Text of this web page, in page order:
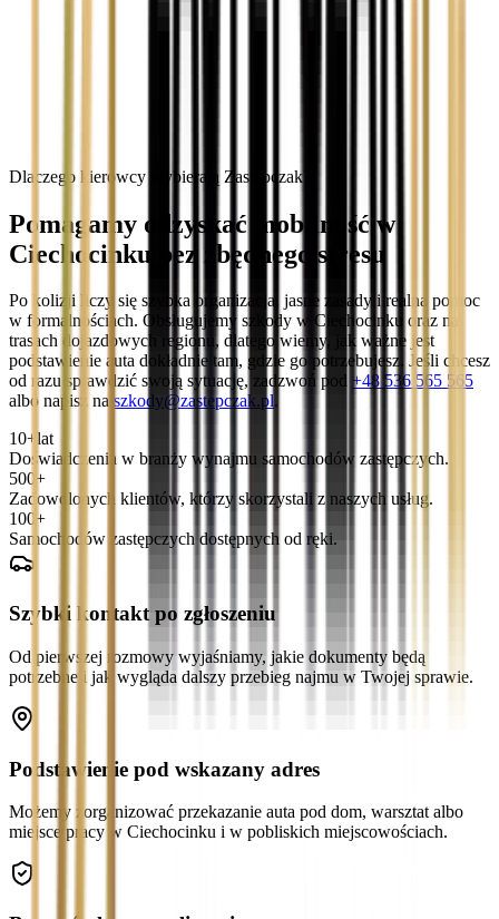
Dlaczego kierowcy wybierają Zastępczak?
Pomagamy odzyskać mobilność w
Ciechocinku bez zbędnego stresu
Po kolizji liczy się szybka organizacja, jasne zasady i realna pomoc
w formalnościach. Obsługujemy szkody w Ciechocinku oraz na
trasach dojazdowych regionu, dlatego wiemy, jak ważne jest
podstawienie auta dokładnie tam, gdzie go potrzebujesz. Jeśli chcesz
od razu sprawdzić swoją sytuację, zadzwoń pod +48 536 565 565
albo napisz na szkody@zastepczak.pl.
10+ lat
Doświadczenia w branży wynajmu samochodów zastępczych.
500+
Zadowolonych klientów, którzy skorzystali z naszych usług.
100+
Samochodów zastępczych dostępnych od ręki.
Szybki kontakt po zgłoszeniu
Od pierwszej rozmowy wyjaśniamy, jakie dokumenty będą
potrzebne i jak wygląda dalszy przebieg najmu w Twojej sprawie.
Podstawienie pod wskazany adres
Możemy zorganizować przekazanie auta pod dom, warsztat albo
miejsce pracy w Ciechocinku i w pobliskich miejscowościach.